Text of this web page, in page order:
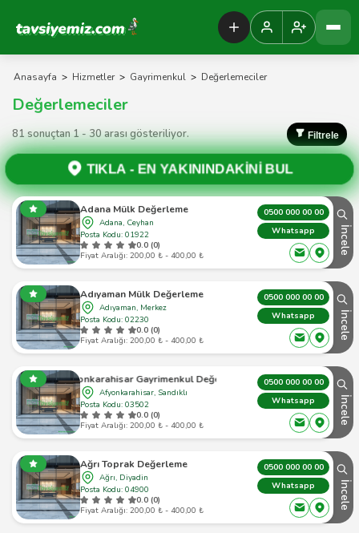
Tavsiyemiz Anasayfa
Anasayfa > Hizmetler > Gayrimenkul > Değerlemeciler
Değerlemeciler
81 sonuçtan 1 - 30 arası gösteriliyor. Filtrele
TIKLA -EN YAKININDAKİNİ BUL
Adana Mülk Değerleme
Adana, Ceyhan
Posta Kodu: 01922
0.0 (0)
Fiyat Aralığı: 200,00 ₺ - 400,00 ₺
0500 000 00 00
Whatsapp
İncele
Adıyaman Mülk Değerleme
Adıyaman, Merkez
Posta Kodu: 02230
0.0 (0)
Fiyat Aralığı: 200,00 ₺ - 400,00 ₺
0500 000 00 00
Whatsapp
İncele
Afyonkarahisar Gayrimenkul Değerleme
Afyonkarahisar, Sandıklı
Posta Kodu: 03502
0.0 (0)
Fiyat Aralığı: 200,00 ₺ - 400,00 ₺
0500 000 00 00
Whatsapp
İncele
Ağrı Toprak Değerleme
Ağrı, Diyadin
Posta Kodu: 04900
0.0 (0)
Fiyat Aralığı: 200,00 ₺ - 400,00 ₺
0500 000 00 00
Whatsapp
İncele